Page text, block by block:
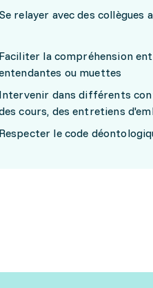
Se relayer avec des
Faciliter la compréhension
ou muettes
Intervenir dans différents
cours, des entretiens
Respecter le code